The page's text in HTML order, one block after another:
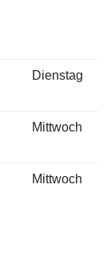
Dienstag
Mittwoch
Mittwoch